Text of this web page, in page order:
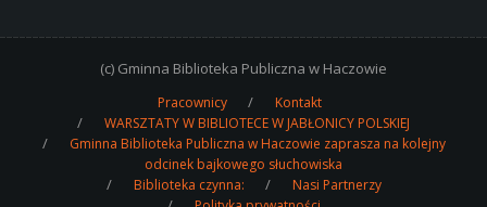
(c) Gminna Biblioteka Publiczna w Haczowie
Pracownicy
Kontakt
WARSZTATY W BIBLIOTECE W JABŁONICY POLSKIEJ
Gminna Biblioteka Publiczna w Haczowie zaprasza na kolejny
odcinek bajkowego słuchowiska
Biblioteka czynna:
Nasi Partnerzy